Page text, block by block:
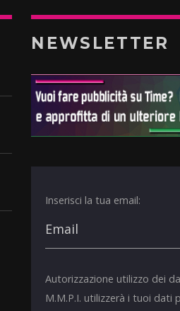
NEWSLETTER
Inserisci la tua email:
Autorizzazione utilizzo dei
M.M.P.I. utilizzerà i tuoi dati